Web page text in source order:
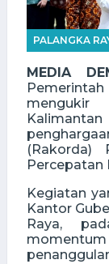
PALANGKA
MEDIA
(Rakorda)
Percepatan
Kegiatan
Kantor
Raya,